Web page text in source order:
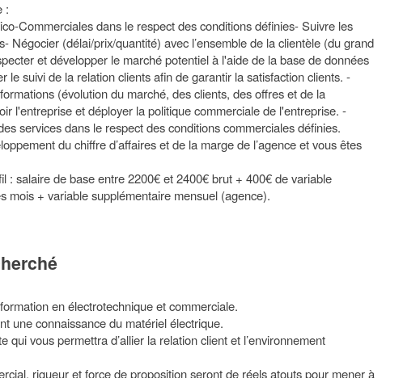
:
Commerciales dans le respect des conditions définies- Suivre les
Négocier (délai/prix/quantité) avec l’ensemble de la clientèle (du grand
et développer le marché potentiel à l'aide de la base de données
le suivi de la relation clients afin de garantir la satisfaction clients. -
(évolution du marché, des clients, des offres et de la
l'entreprise et déployer la politique commerciale de l'entreprise. -
services dans le respect des conditions commerciales définies.
du chiffre d’affaires et de la marge de l’agence et vous êtes
: salaire de base entre 2200€ et 2400€ brut + 400€ de variable
mois + variable supplémentaire mensuel (agence).
en électrotechnique et commerciale.
une connaissance du matériel électrique.
qui vous permettra d’allier la relation client et l’environnement
rigueur et force de proposition seront de réels atouts pour mener à